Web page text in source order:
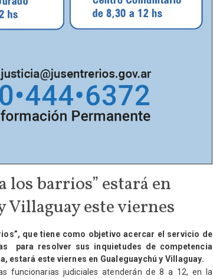
los barrios” estará en
Villaguay este viernes
que tiene como objetivo acercar el servicio de
para resolver sus inquietudes de competencia
estará este viernes en Gualeguaychú y Villaguay.
funcionarias judiciales atenderán de 8 a 12, en la